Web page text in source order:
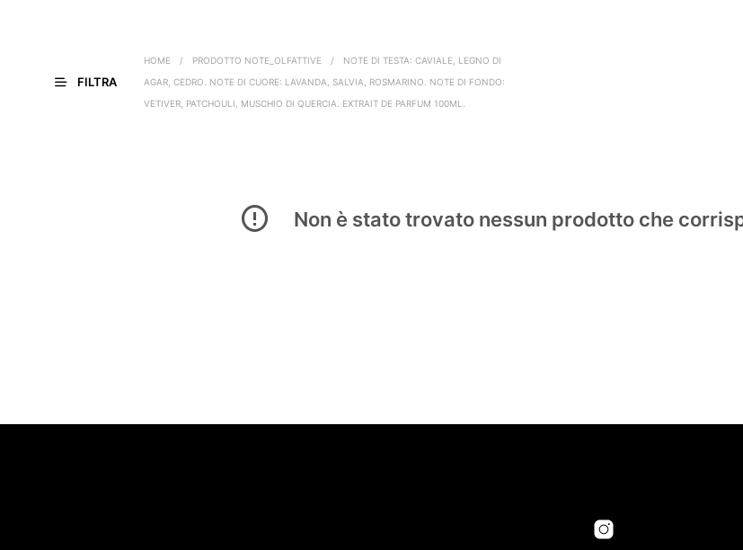
FILTRA
HOME / PRODOTTO NOTE_OLFATTIVE /
NOTE DI TESTA: CAVIALE, LEGNO DI
AGAR, CEDRO. NOTE DI CUORE: LAVANDA, SALVIA, ROSMARINO. NOTE DI FONDO:
VETIVER, PATCHOULI, MUSCHIO DI QUERCIA. EXTRAIT DE PARFUM 100ML.
Non è stato trovato nessun prodotto che